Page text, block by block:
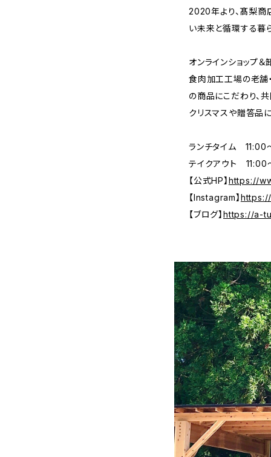
2020年より、髙梨商
い未来と循環する暮
オンラインショップ
食肉加工工場の老舗
の商品にこだわり、
クリスマスや贈答品
ランチタイム 11:00
テイクアウト 11:00
【公式HP】 https://
【Instagram】
【ブログ】 https://a-